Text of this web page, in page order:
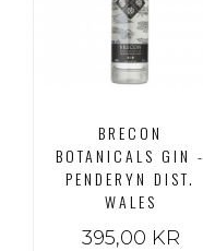
BRECON
BOTANICALS GIN -
PENDERYN DIST.
WALES
395,00 KR